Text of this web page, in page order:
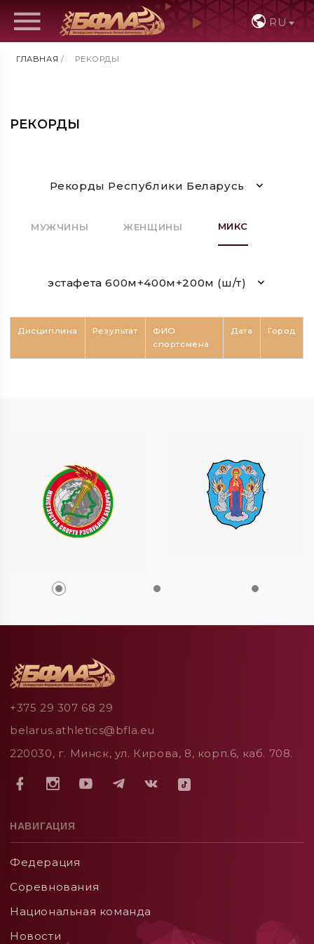
RU
ГЛАВНАЯ / РЕКОРДЫ
РЕКОРДЫ
Рекорды Республики Беларусь
МУЖЧИНЫ ЖЕНЩИНЫ МИКС
эстафета 600м+400м+200м (ш/т)
Дисциплина Результат
ФИО
спортсмена
Дата Город
+375 29 307 68 29
belarus.athletics@bfla.eu
220030, г. Минск, ул. Кирова, 8, корп.6, каб. 708.
НАВИГАЦИЯ
Федерация
Соревнования
Национальная команда
Новости